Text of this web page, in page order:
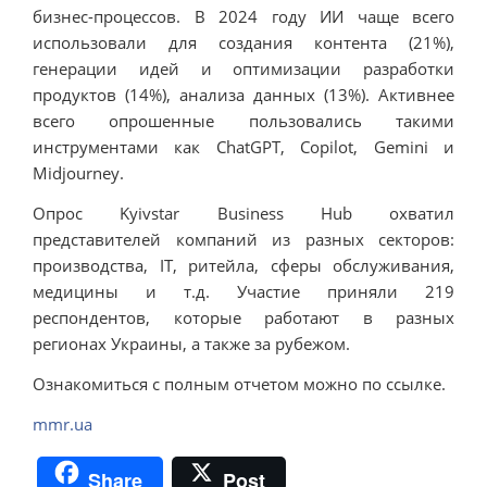
бизнес-процессов. В 2024 году ИИ чаще всего
использовали для создания контента (21%),
генерации идей и оптимизации разработки
продуктов (14%), анализа данных (13%). Активнее
всего опрошенные пользовались такими
инструментами как ChatGPT, Copilot, Gemini и
Midjourney.
Опрос Kyivstar Business Hub охватил
представителей компаний из разных секторов:
производства, IT, ритейла, сферы обслуживания,
медицины и т.д. Участие приняли 219
респондентов, которые работают в разных
регионах Украины, а также за рубежом.
Ознакомиться с полным отчетом можно по ссылке.
mmr.ua
Share Post